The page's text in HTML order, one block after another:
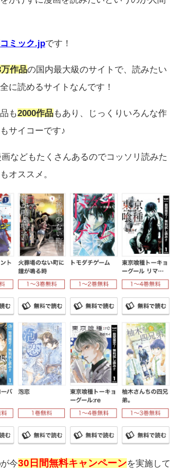
コミック.jpです！
万作品の国内最大級のサイトで、読みたい
に読めるサイトなんです！
も2000作品もあり、じっくりいろんな作
サイコーです♪
などもたくさんあるのでコッソリ読みた
オススメ。
が今30日間無料キャンペーンを実施して